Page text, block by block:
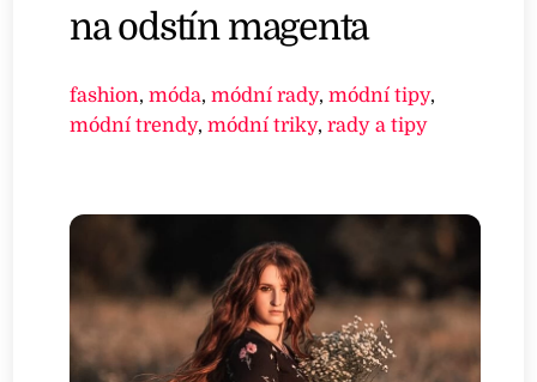
na odstín magenta
fashion,móda,módní rady,módní tipy,
módní trendy,módní triky,rady a tipy